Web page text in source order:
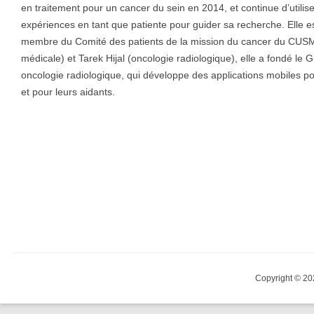
en traitement pour un cancer du sein en 2014, et continue
expériences en tant que patiente pour guider sa recherche. Elle
membre du Comité des patients de la mission du cancer du
médicale) et Tarek Hijal (oncologie radiologique), elle a fondé le
oncologie radiologique, qui développe des applications mobiles
et pour leurs aidants.
Copyright ©